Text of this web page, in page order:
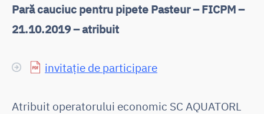
Pară cauciuc pentru pipete Pasteur – FICPM –
21.10.2019 – atribuit
invitație de participare
Atribuit operatorului economic SC AQUATORL